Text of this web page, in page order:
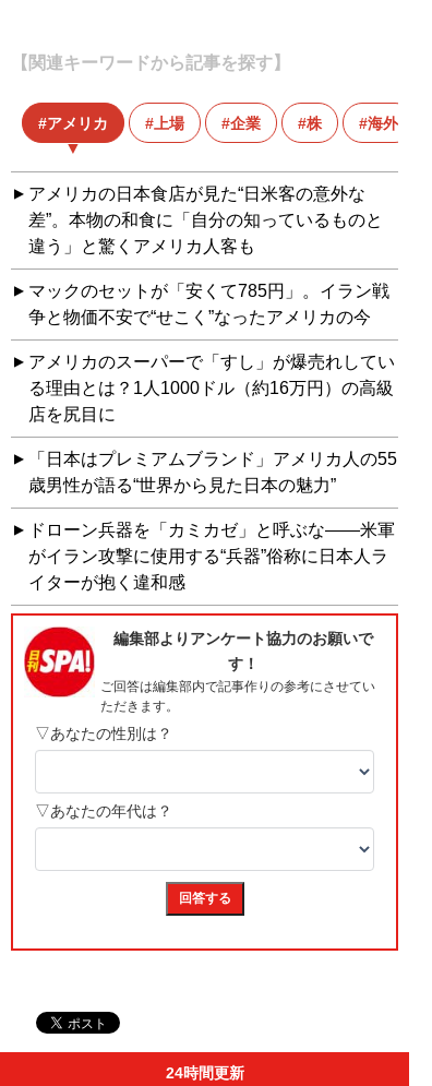
【関連キーワードから記事を探す】
アメリカ 上場 企業 株 海外
アメリカの日本食店が見た“日米客の意外な
差”。本物の和食に「自分の知っているものと
違う」と驚くアメリカ人客も
マックのセットが「安くて785円」。イラン戦
争と物価不安で“せこく”なったアメリカの今
アメリカのスーパーで「すし」が爆売れしてい
る理由とは？1人1000ドル（約16万円）の高級
店を尻目に
「日本はプレミアムブランド」アメリカ人の55
歳男性が語る“世界から見た日本の魅力”
ドローン兵器を「カミカゼ」と呼ぶな——米軍
がイラン攻撃に使用する“兵器”俗称に日本人ラ
イターが抱く違和感
24時間更新